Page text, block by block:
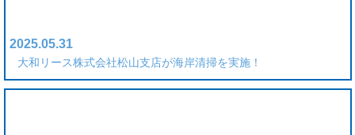
2025.05.31
大和リース株式会社松山支店が海岸清掃を実施！